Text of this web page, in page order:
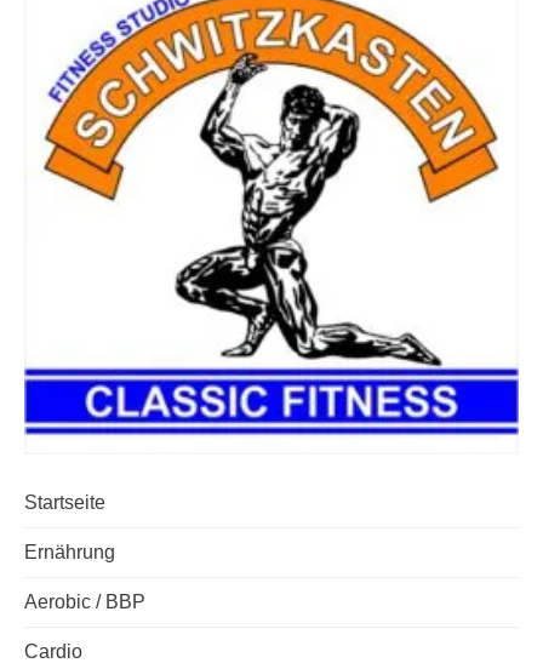
Startseite
Ernährung
Aerobic / BBP
Cardio